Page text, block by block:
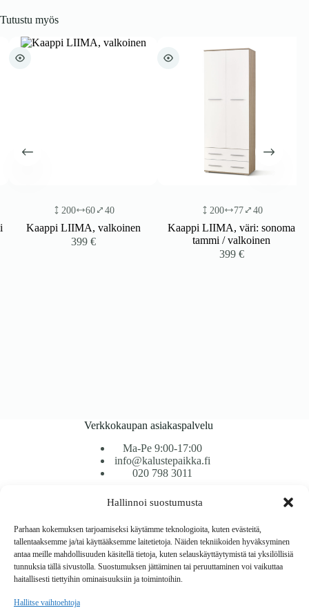
Hallinnoi suostumusta
Parhaan kokemuksen tarjoamiseksi käytämme teknologioita, kuten evästeitä,
tallentaaksemme ja/tai käyttääksemme laitetietoja. Näiden tekniikoiden hyväksyminen
antaa meille mahdollisuuden käsitellä tietoja, kuten selauskäyttäytymistä tai yksilöllisiä
tunnuksia tällä sivustolla. Suostumuksen jättäminen tai peruuttaminen voi vaikuttaa
haitallisesti tiettyihin ominaisuuksiin ja toimintoihin.
Hallitse vaihtoehtoja
Tutustu myös
200 60 40
Kaappi LIIMA, valkoinen
399€
200 77 40
Kaappi LIIMA, väri: sonoma
tammi / valkoinen
399€
Verkkokaupan asiakaspalvelu
Ma-Pe 9:00-17:00
info@kalustepaikka.fi
020 798 3011
Tavarantoimitus / Maksutavat
Toimitustavat
Maksutavat
Vaihto ja palautus
Reklamaatiot